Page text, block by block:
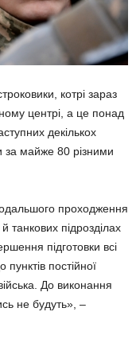
котрі зараз
центрі, а це понад
декількох
за майже 80 різними
проходження
танкових підрозділах
підготовки всі
пунктів постійної
До виконання
не будуть», –